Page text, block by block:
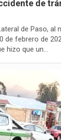
de
de Paso, al
de febrero de
hizo que un…